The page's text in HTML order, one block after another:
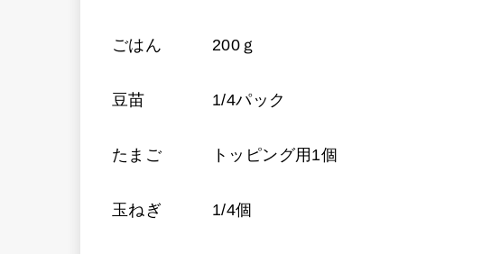
ごはん 200ｇ
豆苗 1/4パック
たまご トッピング用1個
玉ねぎ 1/4個